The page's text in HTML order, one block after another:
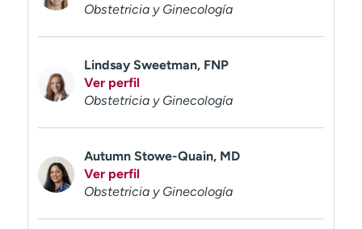
Obstetricia y Ginecología
Lindsay Sweetman, FNP
Ver perfil
Obstetricia y Ginecología
Autumn Stowe-Quain, MD
Ver perfil
Obstetricia y Ginecología